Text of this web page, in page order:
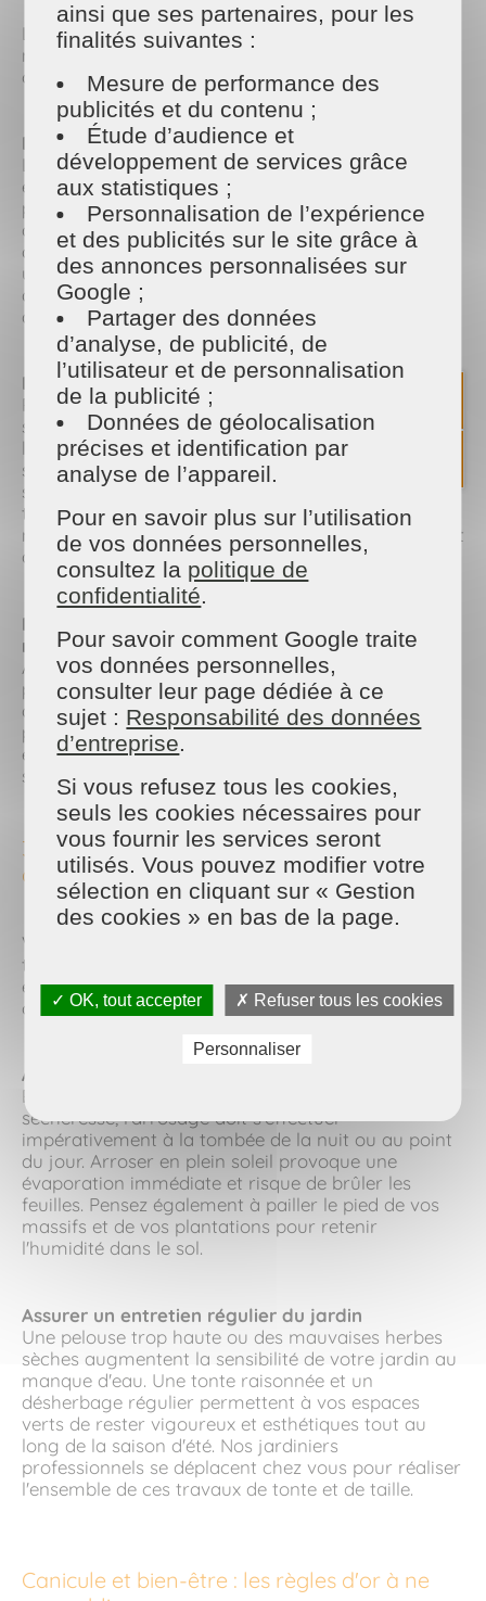
Les vagues de chaleur modifient l'écosystème de
nos habitations. Un entretien de maison adapté est
capital pour préserver la qualité de l'air ambiant.
Dépoussiérer régulièrement pour assainir l'air
Les températures élevées favorisent la suspension
et la circulation des poussières, des acariens et des
pollens. Un ménage à Laval régulier permet
d'éliminer ces allergènes et d'éviter les sensations
d'inconfort respiratoire. Nos aides ménagères
utilisent des techniques d'aspiration et de captation
des poussières adaptées pour purifier votre
atmosphère intérieure.
Laver les sols pour apporter de la fraîcheur
Pendant la saison estivale, les sols accumulent le
sable, la poussière et les résidus ramenés de
l'extérieur. Passer une serpillière légèrement humide
sur les sols permet non seulement de nettoyer les
surfaces, mais contribue aussi à abaisser la
température ressentie par évaporation de l'eau. Un
nettoyage fréquent garantit une habitation saine et
agréable.
Nettoyer les vitres pour maximiser la luminosité
naturelle
Avoir des vitrages parfaitement propres permet de
profiter d'une excellente luminosité naturelle dès
que vous rouvrez vos volets. Cela évite l'utilisation
prolongée des éclairages artificiels et des appareils
électriques qui constituent des sources de chaleur
secondaires non négligeables à l'intérieur.
3. Prendre soin de ses espaces extérieurs et
de son jardin
Votre extérieur joue un rôle de régulateur
thermique pour votre habitation. Un jardin bien
entretenu limite l'effet de réverbération de la
chaleur vers vos façades.
Arroser intelligemment pour économiser l'eau
Pour préserver la santé de vos végétaux face à la
sécheresse, l'arrosage doit s'effectuer
impérativement à la tombée de la nuit ou au point
du jour. Arroser en plein soleil provoque une
évaporation immédiate et risque de brûler les
feuilles. Pensez également à pailler le pied de vos
massifs et de vos plantations pour retenir
l'humidité dans le sol.
Assurer un entretien régulier du jardin
Une pelouse trop haute ou des mauvaises herbes
sèches augmentent la sensibilité de votre jardin au
manque d'eau. Une tonte raisonnée et un
désherbage régulier permettent à vos espaces
verts de rester vigoureux et esthétiques tout au
long de la saison d'été. Nos jardiniers
professionnels se déplacent chez vous pour réaliser
l'ensemble de ces travaux de tonte et de taille.
Canicule et bien-être : les règles d'or à ne
ainsi que ses partenaires, pour les
finalités suivantes :
Mesure de performance des
publicités et du contenu ;
Étude d’audience et
développement de services grâce
aux statistiques ;
Personnalisation de l’expérience
et des publicités sur le site grâce à
des annonces personnalisées sur
Google ;
Partager des données
d’analyse, de publicité, de
l’utilisateur et de personnalisation
de la publicité ;
Données de géolocalisation
précises et identification par
analyse de l’appareil.
Pour en savoir plus sur l’utilisation
de vos données personnelles,
consultez la politique de
confidentialité.
Pour savoir comment Google traite
vos données personnelles,
consulter leur page dédiée à ce
sujet : Responsabilité des données
d’entreprise.
Si vous refusez tous les cookies,
seuls les cookies nécessaires pour
vous fournir les services seront
utilisés. Vous pouvez modifier votre
sélection en cliquant sur « Gestion
des cookies » en bas de la page.
✓ OK, tout accepter ✗ Refuser tous les cookies
Personnaliser